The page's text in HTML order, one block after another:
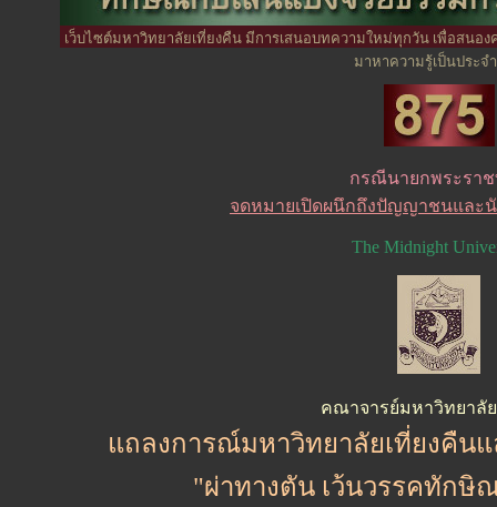
กรณีนายกพระรา
จดหมายเปิดผนึกถึงปัญญาชนและ
The Midnight
คณาจารย์มหาวิทยาลั
แถลงการณ์มหาวิทยาลัยเที่ยงคืน
"ผ่าทางตัน เว้นวรรคทักษิ
เจตนา
เว็บไซต์มหาวิทยาลัยเที่ยงคืน มีการเสนอบทความใหม่ทุกวัน เพื่อสนอ
มาหาความรู้เป็นประจำ